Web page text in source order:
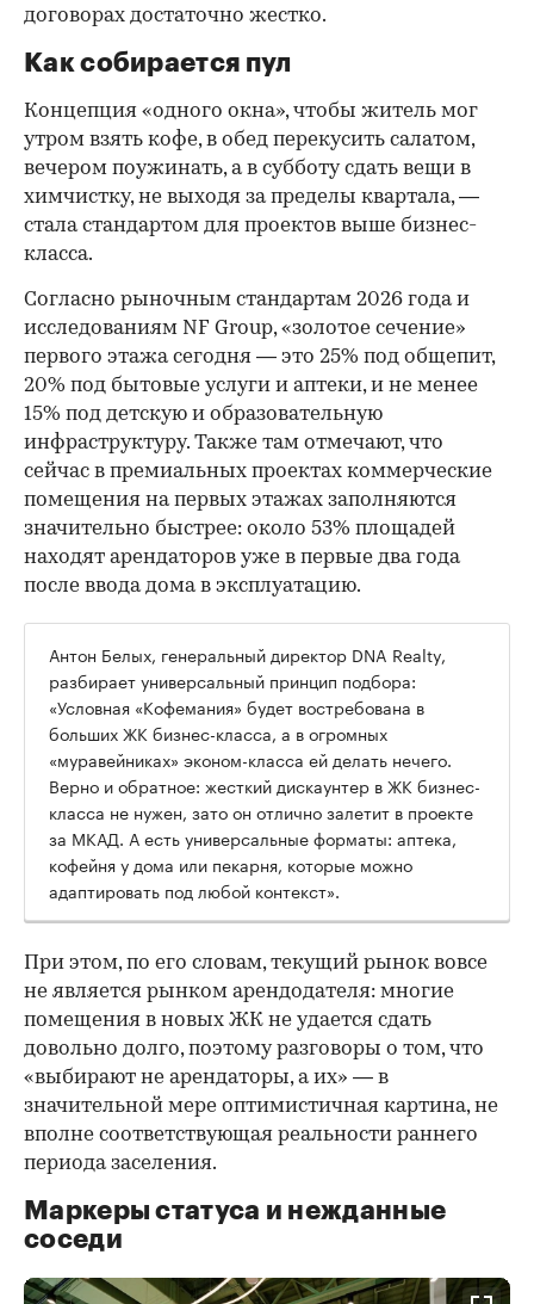
договорах достаточно жестко.
Как собирается пул
Концепция «одного окна», чтобы житель мог
утром взять кофе, в обед перекусить салатом,
вечером поужинать, а в субботу сдать вещи в
химчистку, не выходя за пределы квартала, —
стала стандартом для проектов выше бизнес-
класса.
Согласно рыночным стандартам 2026 года и
исследованиям NF Group, «золотое сечение»
первого этажа сегодня — это 25% под общепит,
20% под бытовые услуги и аптеки, и не менее
15% под детскую и образовательную
инфраструктуру. Также там отмечают, что
сейчас в премиальных проектах коммерческие
помещения на первых этажах заполняются
значительно быстрее: около 53% площадей
находят арендаторов уже в первые два года
после ввода дома в эксплуатацию.
Антон Белых, генеральный директор DNA Realty,
разбирает универсальный принцип подбора:
«Условная «Кофемания» будет востребована в
больших ЖК бизнес-класса, а в огромных
«муравейниках» эконом-класса ей делать нечего.
Верно и обратное: жесткий дискаунтер в ЖК бизнес-
класса не нужен, зато он отлично залетит в проекте
за МКАД. А есть универсальные форматы: аптека,
кофейня у дома или пекарня, которые можно
адаптировать под любой контекст».
При этом, по его словам, текущий рынок вовсе
не является рынком арендодателя: многие
помещения в новых ЖК не удается сдать
довольно долго, поэтому разговоры о том, что
«выбирают не арендаторы, а их» — в
значительной мере оптимистичная картина, не
вполне соответствующая реальности раннего
периода заселения.
Маркеры статуса и нежданные
соседи